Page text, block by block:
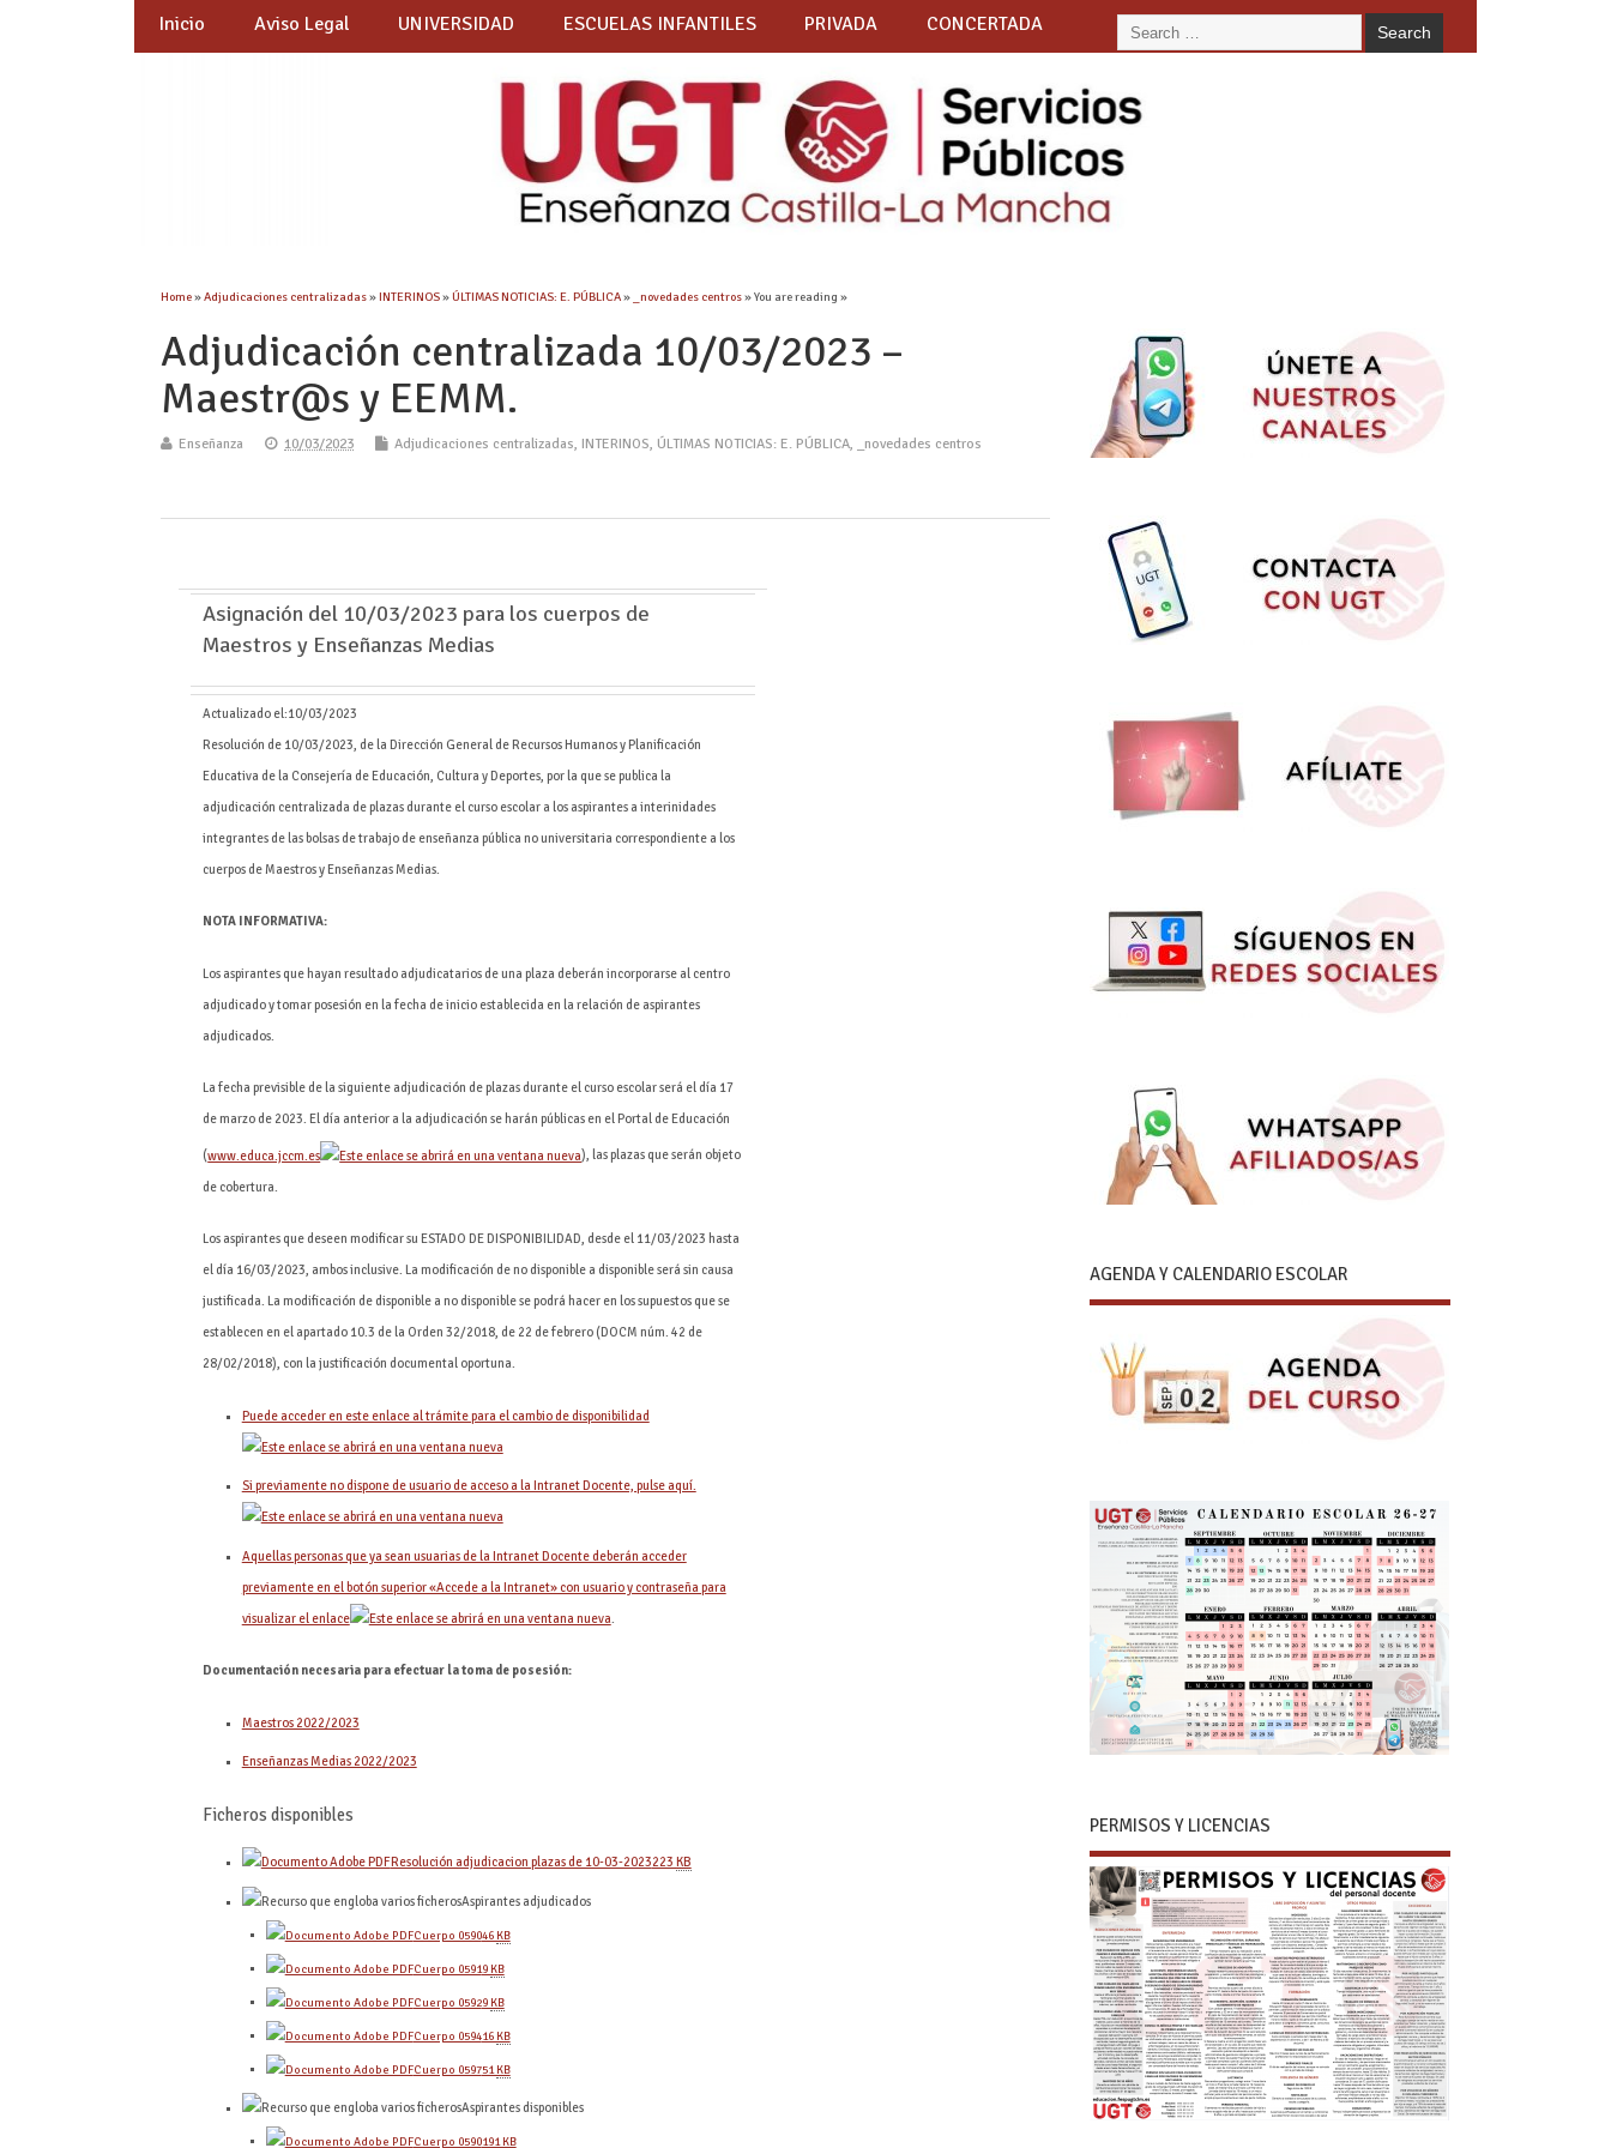
Inicio Aviso Legal UNIVERSIDAD ESCUELAS INFANTILES PRIVADA CONCERTADA
Home»Adjudicaciones centralizadas»INTERINOS»ÚLTIMAS NOTICIAS: E. PÚBLICA» _novedades centros» You are reading »
Adjudicación centralizada 10/03/2023 –
Maestr@s y EEMM.
Enseñanza 10/03/2023 Adjudicaciones centralizadas, INTERINOS, ÚLTIMAS NOTICIAS: E. PÚBLICA, _novedades centros
Asignación del 10/03/2023 para los cuerpos de
Maestros y Enseñanzas Medias
Actualizado el:10/03/2023
Resolución de 10/03/2023, de la Dirección General de Recursos Humanos y Planificación
Educativa de la Consejería de Educación, Cultura y Deportes, por la que se publica la
adjudicación centralizada de plazas durante el curso escolar a los aspirantes a interinidades
integrantes de las bolsas de trabajo de enseñanza pública no universitaria correspondiente a los
cuerpos de Maestros y Enseñanzas Medias.
NOTA INFORMATIVA:
Los aspirantes que hayan resultado adjudicatarios de una plaza deberán incorporarse al centro
adjudicado y tomar posesión en la fecha de inicio establecida en la relación de aspirantes
adjudicados.
La fecha previsible de la siguiente adjudicación de plazas durante el curso escolar será el día 17
de marzo de 2023. El día anterior a la adjudicación se harán públicas en el Portal de Educación
(www.educa.jccm.es
), las plazas que serán objeto
de cobertura.
Los aspirantes que deseen modificar su ESTADO DE DISPONIBILIDAD, desde el 11/03/2023 hasta
el día 16/03/2023, ambos inclusive. La modificación de no disponible a disponible será sin causa
justificada. La modificación de disponible a no disponible se podrá hacer en los supuestos que se
establecen en el apartado 10.3 de la Orden 32/2018, de 22 de febrero (DOCM núm. 42 de
28/02/2018), con la justificación documental oportuna.
Puede acceder en este enlace al trámite para el cambio de disponibilidad
Si previamente no dispone de usuario de acceso a la Intranet Docente, pulse aquí.
Aquellas personas que ya sean usuarias de la Intranet Docente deberán acceder
previamente en el botón superior «Accede a la Intranet» con usuario y contraseña para
visualizar el enlace
.
Documentación necesaria para efectuar la toma de posesión:
Maestros 2022/2023
Enseñanzas Medias 2022/2023
Ficheros disponibles
Resolución adjudicacion plazas de 10-03-2023223 KB
Aspirantes adjudicados
Cuerpo 059046 KB
Cuerpo 05919 KB
Cuerpo 05929 KB
Cuerpo 059416 KB
Cuerpo 059751KB
Aspirantes disponibles
Cuerpo 0590191KB
AGENDA Y CALENDARIO ESCOLAR
PERMISOS Y LICENCIAS